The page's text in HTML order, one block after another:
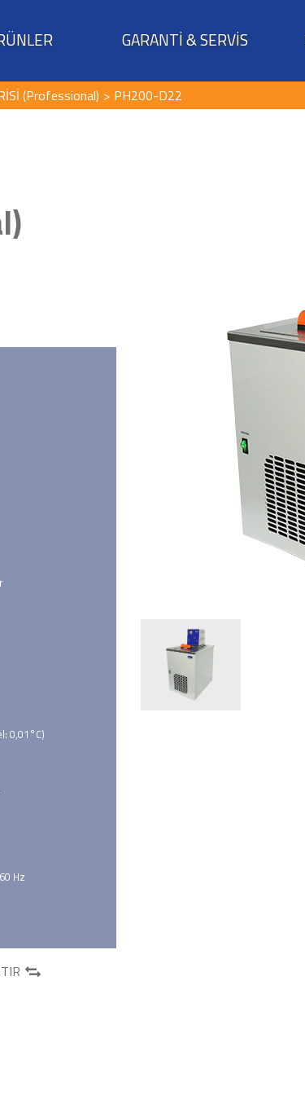
GARANTİ & SERVİS
(Professional) PH200-D22
0,01°C)
Hz